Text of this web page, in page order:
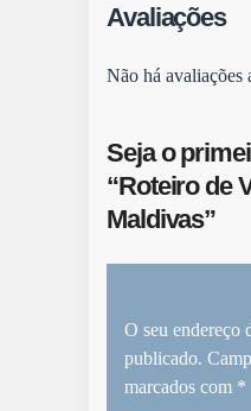
Avaliações
Não há avaliações
Seja o
“Roteiro de
Maldivas”
O seu endereço
publicado.
marcados com *